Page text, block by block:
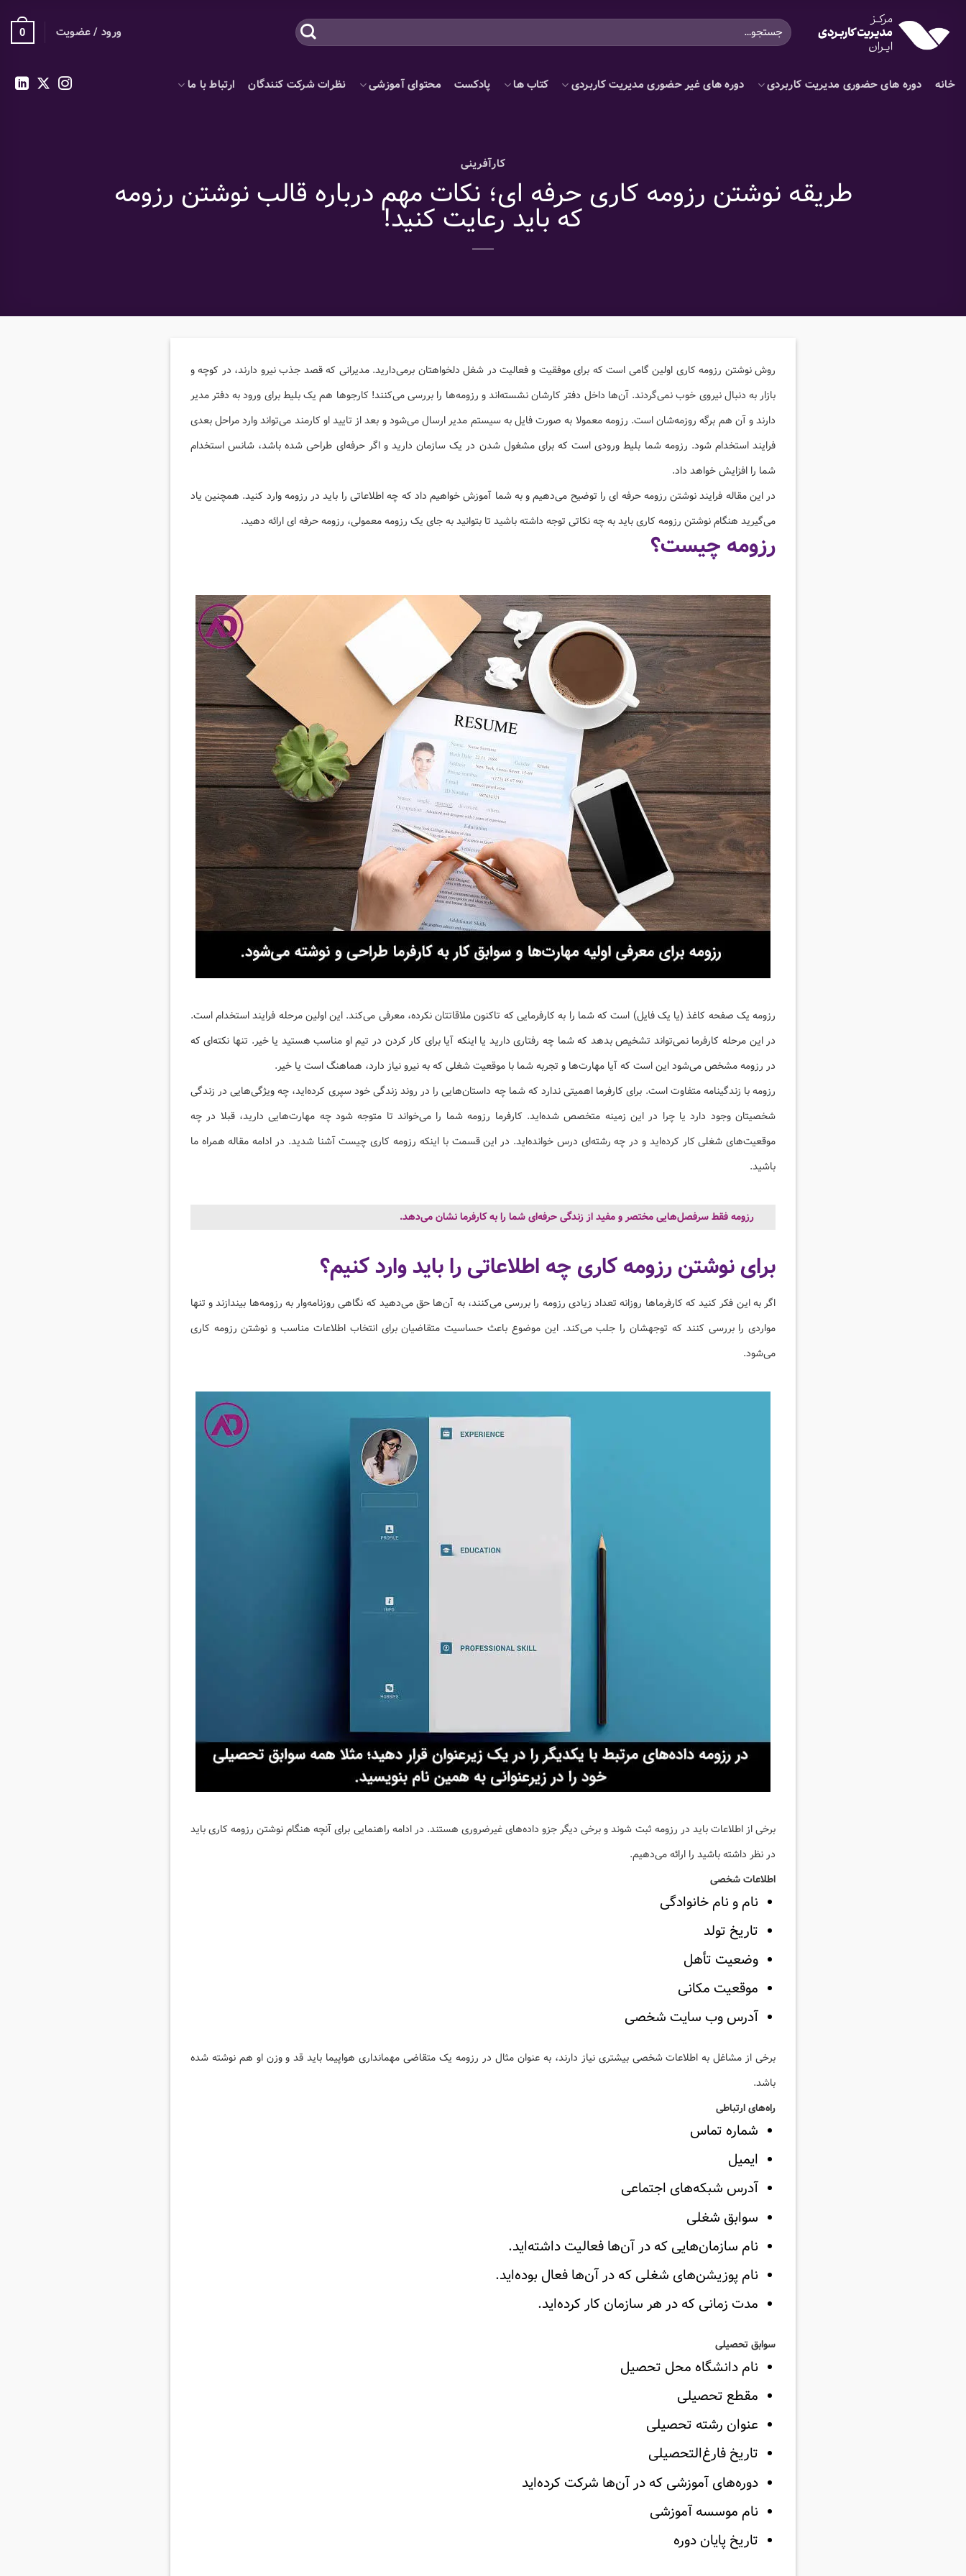
content
جستجو
برای:
ورود / عضویت 0
خانه دوره های حضوری مدیریت کاربردی دوره های غیر حضوری مدیریت کاربردی کتاب ها پادکست محتوای آموزشی نظرات شرکت کنندگان ارتباط با ما
کارآفرینی
طریقه نوشتن رزومه کاری حرفه ای؛ نکات مهم درباره قالب نوشتن رزومه
که باید رعایت کنید!
روش نوشتن رزومه کاری اولین گامی است که برای موفقیت و فعالیت در شغل دلخواهتان برمی‌دارید. مدیرانی که قصد جذب نیرو دارند، در کوچه و
بازار به دنبال نیروی خوب نمی‌گردند. آن‌ها داخل دفتر کارشان نشسته‌‌اند و رزومه‌ها را بررسی می‌کنند! کارجوها هم یک بلیط برای ورود به دفتر مدیر
دارند و آن هم برگه روزمه‌شان است. رزومه معمولا به صورت فایل به سیستم مدیر ارسال می‌شود و بعد از تایید او کارمند می‌تواند وارد مراحل بعدی
فرایند استخدام شود. رزومه شما بلیط ورودی است که برای مشغول شدن در یک سازمان دارید و اگر حرفه‌ای طراحی شده باشد، شانس استخدام
شما را افزایش خواهد داد.
در این مقاله فرایند نوشتن رزومه حرفه‌ ای را توضیح می‌دهیم و به شما آموزش خواهیم داد که چه اطلاعاتی را باید در رزومه وارد کنید. همچنین یاد
می‌گیرید هنگام نوشتن رزومه کاری باید به چه نکاتی توجه داشته باشید تا بتوانید به جای یک رزومه معمولی، رزومه حرفه‌ ای ارائه دهید.
رزومه چیست؟
رزومه یک صفحه کاغذ (یا یک فایل) است که شما را به کارفرمایی که تاکنون ملاقاتتان نکرده، معرفی می‌کند. این اولین مرحله فرایند استخدام است.
در این مرحله کارفرما نمی‌تواند تشخیص بدهد که شما چه رفتاری دارید یا اینکه آیا برای کار کردن در تیم او مناسب هستید یا خیر. تنها نکته‌ای که
در رزومه مشخص می‌شود این است که آیا مهارت‌ها و تجربه شما با موقعیت شغلی که به نیرو نیاز دارد، هماهنگ است یا خیر.
رزومه با زندگینامه متفاوت است. برای کارفرما اهمیتی ندارد که شما چه داستان‌هایی را در روند زندگی خود سپری کرده‌اید، چه ویژگی‌هایی در زندگی
شخصیتان وجود دارد یا چرا در این زمینه متخصص شده‌اید. کارفرما رزومه شما را می‌خواند تا متوجه شود چه مهارت‌هایی دارید، قبلا در چه
موقعیت‌های شغلی کار کرده‌اید و در چه رشته‌ای درس خوانده‌اید. در این قسمت با اینکه رزومه کاری چیست آشنا شدید. در ادامه مقاله همراه ما
باشید.
رزومه فقط سرفصل‌هایی مختصر و مفید از زندگی حرفه‌ای شما را به کارفرما نشان می‌دهد.
برای نوشتن رزومه کاری چه اطلاعاتی را باید وارد کنیم؟
اگر به این فکر کنید که کارفرماها روزانه تعداد زیادی رزومه را بررسی می‌کنند، به آن‌ها حق می‌دهید که نگاهی روزنامه‌وار به رزومه‌ها بیندازند و تنها
مواردی را بررسی کنند که توجهشان را جلب می‌کند. این موضوع باعث حساسیت متقاضیان برای انتخاب اطلاعات مناسب و نوشتن رزومه کاری
می‌شود.
برخی از اطلاعات باید در رزومه ثبت شوند و برخی دیگر جزو داده‌های غیرضروری هستند. در ادامه راهنمایی برای آنچه هنگام نوشتن رزومه کاری باید
در نظر داشته باشید را ارائه می‌دهیم.
اطلاعات شخصی
نام و نام خانوادگی
تاریخ تولد
وضعیت تأهل
موقعیت مکانی
آدرس وب سایت شخصی
برخی از مشاغل به اطلاعات شخصی بیشتری نیاز دارند، به عنوان مثال در رزومه یک متقاضی مهمانداری هواپیما باید قد و وزن او هم نوشته شده
باشد.
راه‌های ارتباطی
شماره تماس
ایمیل
آدرس شبکه‌های اجتماعی
سوابق شغلی
نام سازمان‌هایی که در آن‌ها فعالیت داشته‌اید.
نام پوزیشن‌های شغلی که در آن‌ها فعال بوده‌اید.
مدت زمانی که در هر سازمان کار کرده‌اید.
سوابق تحصیلی
نام دانشگاه محل تحصیل
مقطع تحصیلی
عنوان رشته تحصیلی
تاریخ فارغ‌التحصیلی
دوره‌های آموزشی که در آن‌ها شرکت کرده‌اید
نام موسسه آموزشی
تاریخ پایان دوره